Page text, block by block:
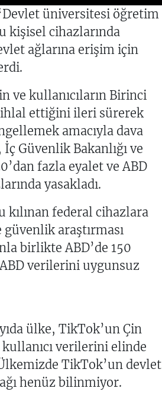
üniversitesi öğretim
kişisel cihazlarında
ağlarına erişim için
ve kullanıcıların Birinci
ihlal ettiğini ileri sürerek
amacıyla dava
İç Güvenlik Bakanlığı ve
fazla eyalet ve ABD
yasakladı.
kılınan federal cihazlara
araştırması
birlikte ABD’de 150
verilerini uygunsuz
ülke, TikTok’un Çin
kullanıcı verilerini elinde
TikTok’un devlet
henüz bilinmiyor.